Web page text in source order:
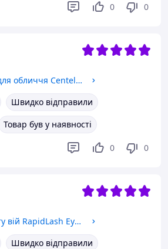
0 0
Антивіковий крем для обличчя Centellian24 Madeca Cream Time Reverse Season 7, 50 мл
Швидко відправили
Товар був у наявності
0 0
Сироватка для росту вій RapidLash Eyelash Enhancing Serum, 3 мл
Швидко відправили